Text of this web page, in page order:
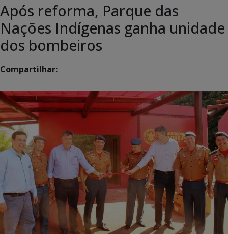
Após reforma, Parque das
Nações Indígenas ganha unidade
dos bombeiros
Compartilhar: